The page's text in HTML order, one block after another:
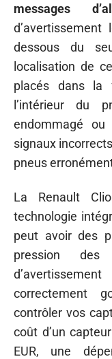
messages
dessous du
localisation de
placés dans la
l’intérieur du
endommagé
signaux
pneus
La Renault
technologie
peut avoir des
pression
correctement
contrôler vos
coût d’un
EUR, une